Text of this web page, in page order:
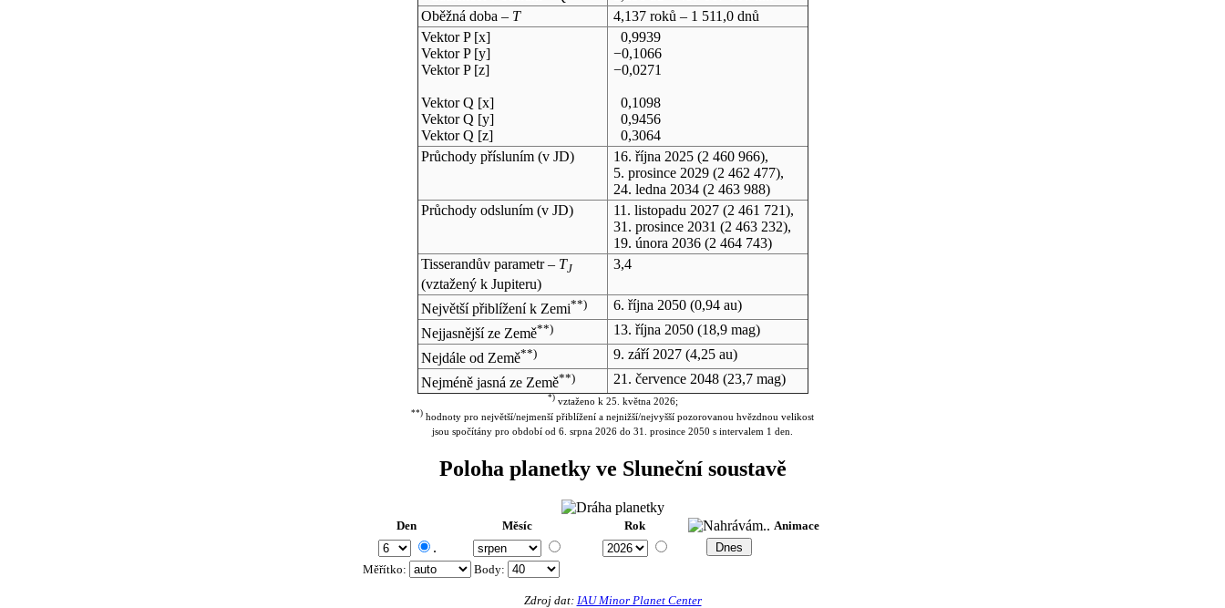
Oběžná doba – T
4,137 roků – 1 511,0 dnů
Vektor P [x]
Vektor P [y]
Vektor P [z]
Vektor Q [x]
Vektor Q [y]
Vektor Q [z]
0,9939
−0,1066
−0,0271
0,1098
0,9456
0,3064
Průchody přísluním (v JD) 16. října 2025(2 460 966),
5. prosince 2029(2 462 477),
24. ledna 2034(2 463 988)
Průchody odsluním (v JD) 11. listopadu 2027(2 461 721),
31. prosince 2031 (2 463 232),
19. února 2036(2 464 743)
Tisserandův parametr – TJ
(vztažený k Jupiteru)
3,4
Největší přiblížení k Zemi**) 6. října 2050(0,94 au)
Nejjasnější ze Země**) 13. října 2050(18,9 mag)
Nejdále od Země**) 9. září 2027(4,25 au)
Nejméně jasná ze Země**) 21. července 2048(23,7 mag)
*)vztaženo k 25. května 2026;
**) hodnoty pro největší/nejmenší přiblížení a nejnižší/nejvyšší pozorovanou hvězdnou velikost
jsou spočítány pro období od 6. srpna 2026 do 31. prosince 2050 s intervalem 1 den.
Poloha planetky ve Sluneční soustavě
Den Měsíc Rok Animace
.
Měřítko: Body:
Zdroj dat: IAU Minor Planet Center